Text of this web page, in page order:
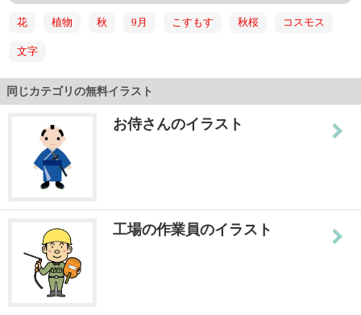
花 植物 秋 9月 こすもす 秋桜 コスモス
文字
同じカテゴリの無料イラスト
お侍さんのイラスト
工場の作業員のイラスト